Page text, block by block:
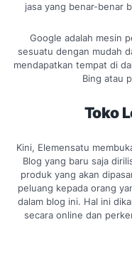
jasa yang benar-benar
Google adalah mesin
sesuatu dengan mudah
mendapatkan tempat di
Bing atau
Toko
Kini, Elemensatu
Blog yang baru saja
produk yang akan
peluang kepada orang
dalam blog ini. Hal ini
secara online dan